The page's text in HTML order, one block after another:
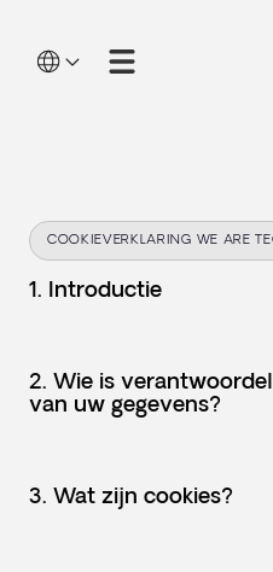
COOKIEVERKLARING WE ARE
1. Introductie
2. Wie is
van uw gegevens?
3. Wat zijn cookies?